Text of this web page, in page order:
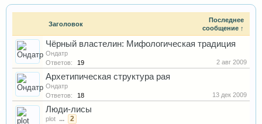
Заголовок
Последнее
сообщение ↑
Чёрный властелин: Мифологическая традиция
Ондатр
Ответов:
19 2 авг 2009
Архетипическая структура рая
Ондатр
Ответов:
18 13 дек 2009
Люди-лисы
plot ... 2